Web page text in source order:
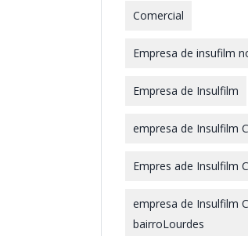
Comercial
Empresa de insufilm
Empresa de Insulfilm
empresa de Insulfilm
Empres ade Insulfilm
empresa de Insulfilm
bairroLourdes